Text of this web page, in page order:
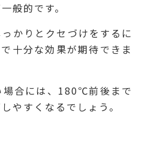
般的です。
かりとクセづけをするに
十分な効果が期待できま
場合には、180℃前後まで
やすくなるでしょう。